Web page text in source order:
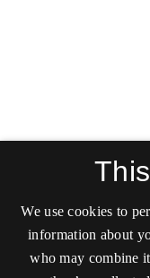
We use cookies to
information about
who may combine